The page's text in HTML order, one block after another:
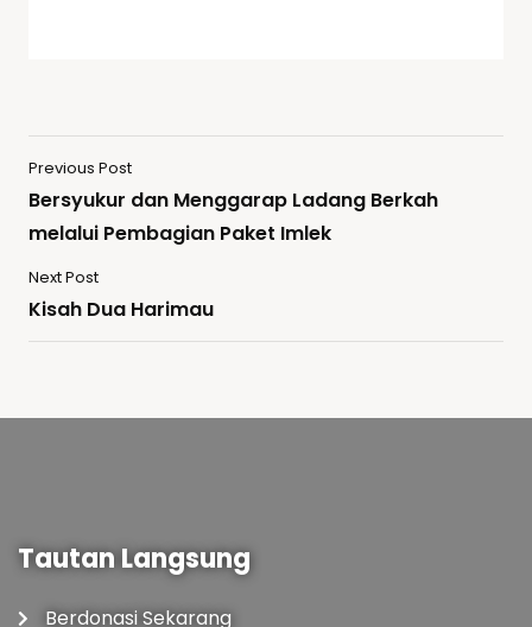
Previous Post
Bersyukur dan Menggarap Ladang Berkah
melalui Pembagian Paket Imlek
Next Post
Kisah Dua Harimau
Tautan Langsung
Berdonasi Sekarang